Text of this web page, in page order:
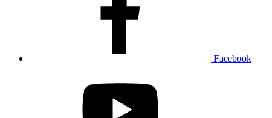
Facebook